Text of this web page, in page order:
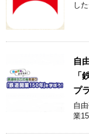
し
自
「
プ
自
業